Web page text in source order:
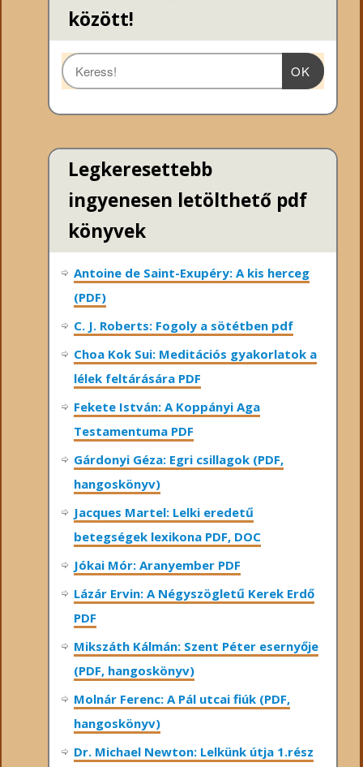
között!
OK
Legkeresettebb
ingyenesen letölthető pdf
könyvek
Antoine de Saint-Exupéry: A kis herceg
(PDF)
C. J. Roberts: Fogoly a sötétben pdf
Choa Kok Sui: Meditációs gyakorlatok a
lélek feltárására PDF
Fekete István: A Koppányi Aga
Testamentuma PDF
Gárdonyi Géza: Egri csillagok (PDF,
hangoskönyv)
Jacques Martel: Lelki eredetű
betegségek lexikona PDF, DOC
Jókai Mór: Aranyember PDF
Lázár Ervin: A Négyszögletű Kerek Erdő
PDF
Mikszáth Kálmán: Szent Péter esernyője
(PDF, hangoskönyv)
Molnár Ferenc: A Pál utcai fiúk (PDF,
hangoskönyv)
Dr. Michael Newton: Lelkünk útja 1.rész